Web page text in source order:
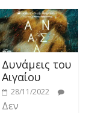
Δυνάμεις του
Αιγαίου
28/11/2022
Δεν